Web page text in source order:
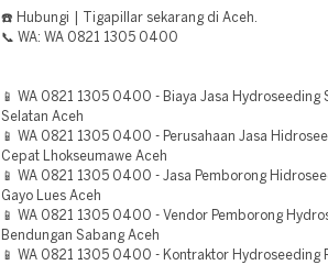
☎️ Hubungi | Tigapillar sekarang di Aceh.
📞 WA: WA 0821 1305 0400
📱 WA 0821 1305 0400 - Biaya Jasa Hydroseeding
Selatan Aceh
📱 WA 0821 1305 0400 - Perusahaan Jasa
Cepat Lhokseumawe Aceh
📱 WA 0821 1305 0400 - Jasa Pemborong
Gayo Lues Aceh
📱 WA 0821 1305 0400 - Vendor Pemborong
Bendungan Sabang Aceh
📱 WA 0821 1305 0400 - Kontraktor Hydroseeding